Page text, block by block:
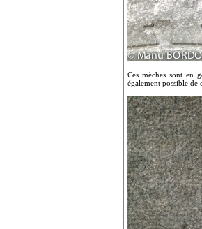
Ces mèches sont en
également possible